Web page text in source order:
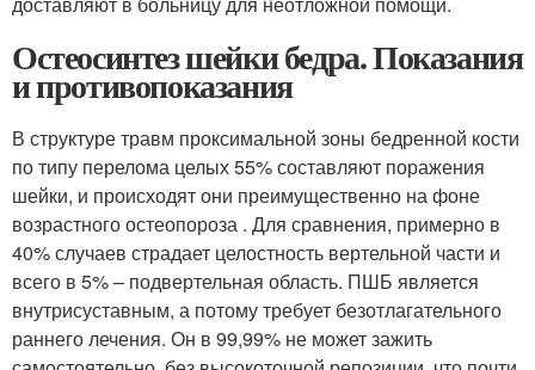
Остеосинтез шейки бедра. Показания
и противопоказания
В структуре травм проксимальной зоны бедренной кости
по типу перелома целых 55% составляют поражения
шейки, и происходят они преимущественно на фоне
возрастного остеопороза . Для сравнения, примерно в
40% случаев страдает целостность вертельной части и
всего в 5% – подвертельная область. ПШБ является
внутрисуставным, а потому требует безотлагательного
раннего лечения. Он в 99,99% не может зажить